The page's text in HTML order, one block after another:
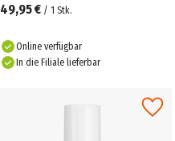
49,95 € / 1 Stk.
Online verfügbar
In die Filiale lieferbar